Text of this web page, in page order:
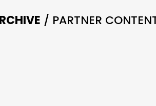
ARCHIVE / PARTNER